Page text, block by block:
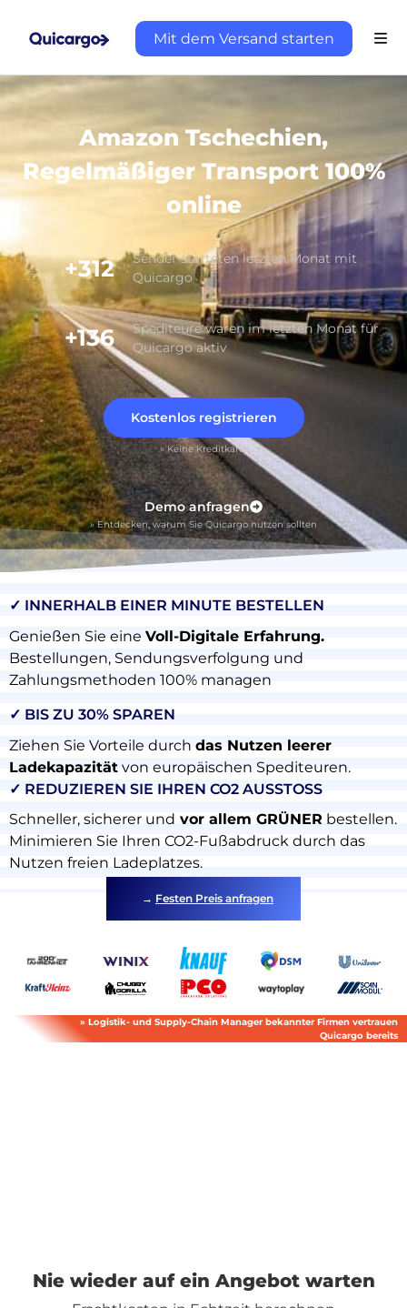
Mit dem Versand starten
Über
Amazon Tschechien,
Regelmäßiger Transport 100%
online
+312
Sender starteten letzten Monat mit
Quicargo
+136
Spediteure waren im letzten Monat für
Quicargo aktiv
Kostenlos registrieren
» Keine Kreditkarte
Demo anfragen
» Entdecken, warum Sie Quicargo nutzen sollten
✓ INNERHALB EINER MINUTE BESTELLEN
Genießen Sie eine Voll-Digitale Erfahrung.
Bestellungen, Sendungsverfolgung und
Zahlungsmethoden 100% managen
✓ BIS ZU 30% SPAREN
Ziehen Sie Vorteile durch das Nutzen leerer
Ladekapazität von europäischen Spediteuren.
✓ REDUZIEREN SIE IHREN CO2 AUSSTOSS
Schneller, sicherer und vor allem GRÜNER bestellen.
Minimieren Sie Ihren CO2-Fußabdruck durch das
Nutzen freien Ladeplatzes.
→ Festen Preis anfragen
» Logistik- und Supply-Chain Manager bekannter Firmen vertrauen
Quicargo bereits
Nie wieder auf ein Angebot warten